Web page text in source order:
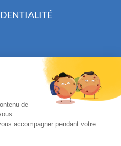
NEWSLETTER